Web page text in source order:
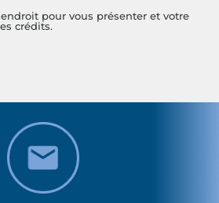
pour vous présenter et votre
crédits.